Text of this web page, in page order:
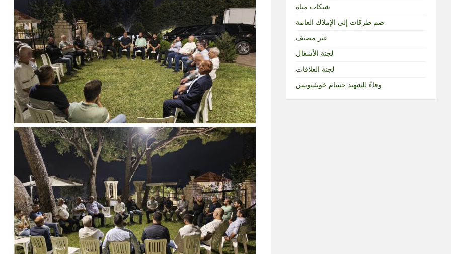
شبكات مياه
ضم طرقات إلى الإملاك العامة
غير مصنف
لجنة الأشغال
لجنة العلاقات
وفاءً للشهيد حسام خوشنويس